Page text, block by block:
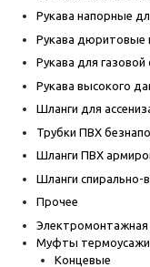
Рукава напорные
Рукава дюритовые
Рукава для
Рукава высокого
Шланги для
Трубки ПВХ
Шланги ПВХ
Шланги
Прочее
Электромонтажная
Муфты
Концевые